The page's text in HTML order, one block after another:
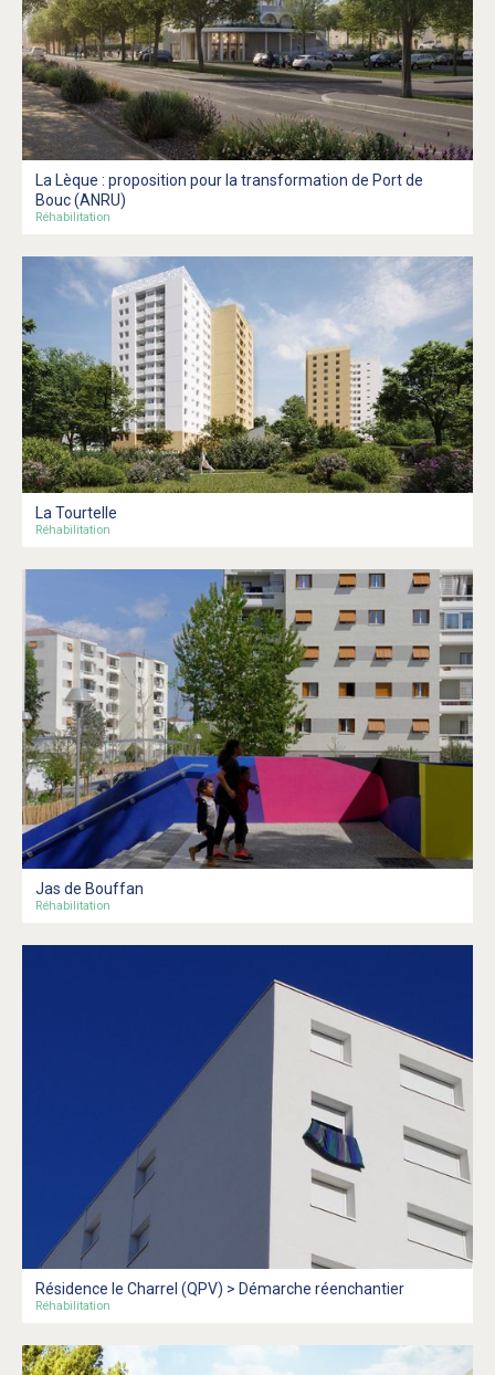
La Lèque : proposition pour la transformation de Port de
Bouc (ANRU)
Réhabilitation
La Tourtelle
Réhabilitation
Jas de Bouffan
Réhabilitation
Résidence le Charrel (QPV) > Démarche réenchantier
Réhabilitation